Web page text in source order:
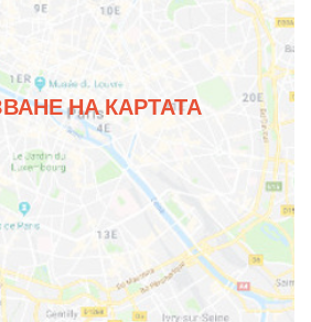
НА КАРТАТА